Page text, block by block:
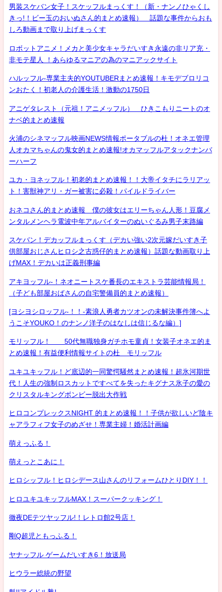
男装スケバン女子！スケッフルまっくす！（新・ナンノひゃくし
きっ!！ビー玉のおいぬさん的まとめ速報） 話題な事件からおも
しろ動画まで取り上げまっくす
ロボットアニメ！メカと美少女キャラだいすき永遠の非リア充・
非モテ星人 ！あらゆるマニアの為のマニアックサイト
ハルッフル-専業主夫的YOUTUBERまとめ速報！キモデブロリコ
ンおたく！初老人の介護生活！激動の1750日
アニゲタレスト（元祖！アニメッフル） ひきこもりニートのオ
ナベ的まとめ速報
火浦のシネマッフル映画NEWS情報ポータブルの杜！オネエ管理
人オカマちゃんの鬼女的まとめ速報!オカマッフルアタックナンバ
ーハーフ
ユカ・ヨネッフル！初老的まとめ速報！！大帝イタチにラリアッ
ト！害獣神アリ・ガー被害に必殺！パイルドライバー
おネコさん的まとめ速報 僕の彼女はエリーちゃん人形！豆腐メ
ンタルメンヘラ電波中年アルバイターのぬいぐるみ男子末路編
スケバン！デカッフルまっくす（デカい強い2次元嫁だいすき子
供部屋おじさんヒロシ之古惑仔的まとめ速報）話題な動画取り上
げMAX！デカいは正義刑事編
アキヨッフル-！ネオニートスケ番長のエキストラ芸能情報局！
（子ども部屋おばさんの自宅警備員的まとめ速報）
[ヨシヨシロッフル-！！-素浪人勇者カツオンの未解決事件簿へよ
うこそYOUKO！のナンノ洋子のはなしは信じるな編）]
モリッフル！ 50代無職独身ガチホモ童貞！女装子オネエ的ま
とめ速報！有益便利情報サイトの杜 モリッフル
ユキユキッフル！ど底辺的一同驚愕騒然まとめ速報！超氷河期世
代！人生の強制ロスカットですべてを失ったキグナス氷子の愛の
クリスタルキングボンビー脱出大作戦
ヒロコンプレックスNIGHT 的まとめ速報！！子供が欲しいど陰キ
ャアラフィフ女子のめざせ！専業主婦！婚活計画編
萌えっふる！
萌えっとこあに！
ヒロシッフル！ヒロシデース山さんのリフォームひとりDIY！！
ヒロユキユキッフルMAX！スーパークッキング！
徹夜DEテツヤッフル!！レトロ館2号店！
剛Q超児ともっふる！
ヤナッフル ゲームだいすき6！放送局
ヒウラー総統の野望